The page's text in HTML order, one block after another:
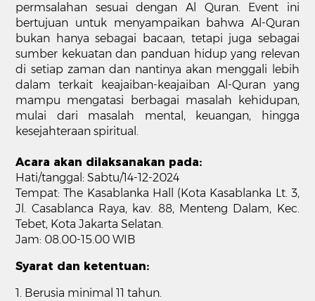
permsalahan sesuai dengan Al Quran. Event ini
bertujuan untuk menyampaikan bahwa Al-Quran
bukan hanya sebagai bacaan, tetapi juga sebagai
sumber kekuatan dan panduan hidup yang relevan
di setiap zaman dan nantinya akan menggali lebih
dalam terkait keajaiban-keajaiban Al-Quran yang
mampu mengatasi berbagai masalah kehidupan,
mulai dari masalah mental, keuangan, hingga
kesejahteraan spiritual.
Acara akan dilaksanakan pada:
Hati/tanggal: Sabtu/14-12-2024
Tempat: The Kasablanka Hall (Kota Kasablanka Lt. 3,
Jl. Casablanca Raya, kav. 88, Menteng Dalam, Kec.
Tebet, Kota Jakarta Selatan.
Jam: 08.00-15.00 WIB
Syarat dan ketentuan:
1. Berusia minimal 11 tahun.